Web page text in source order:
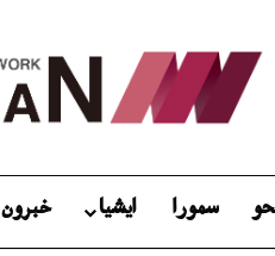
سمورا ايشيا خبرون